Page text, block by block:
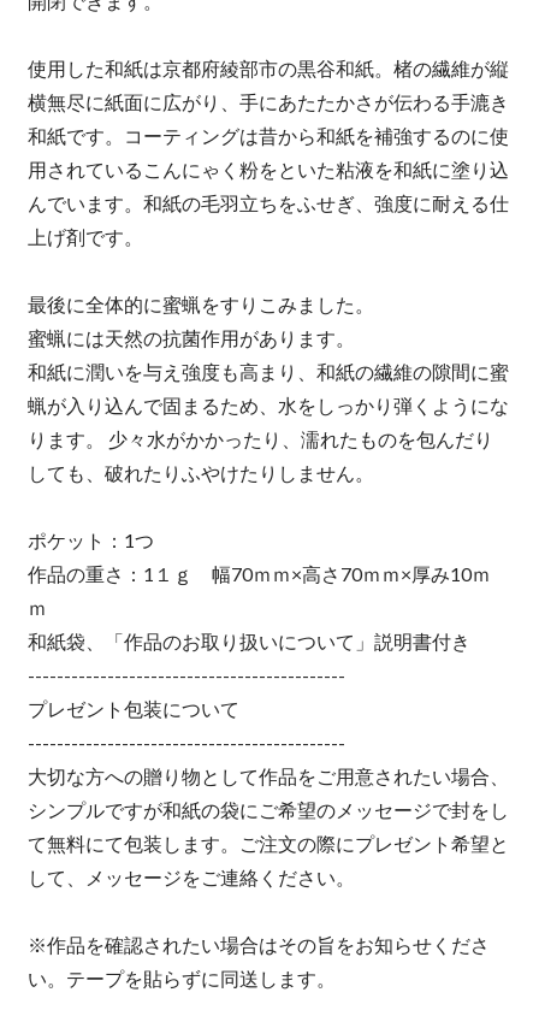
使用した和紙は京都府綾部市の黒谷和紙。楮の繊維が縦
横無尽に紙面に広がり、手にあたたかさが伝わる手漉き
和紙です。コーティングは昔から和紙を補強するのに使
用されているこんにゃく粉をといた粘液を和紙に塗り込
んでいます。和紙の毛羽立ちをふせぎ、強度に耐える仕
上げ剤です。
最後に全体的に蜜蝋をすりこみました。
蜜蝋には天然の抗菌作用があります。
和紙に潤いを与え強度も高まり、和紙の繊維の隙間に蜜
蝋が入り込んで固まるため、水をしっかり弾くようにな
ります。 少々水がかかったり、濡れたものを包んだり
しても、破れたりふやけたりしません。
ポケット：1つ
作品の重さ：1１ｇ 幅70ｍｍ×高さ70ｍｍ×厚み10ｍ
ｍ
和紙袋、「作品のお取り扱いについて」説明書付き
--------------------------------------------
プレゼント包装について
--------------------------------------------
大切な方への贈り物として作品をご用意されたい場合、
シンプルですが和紙の袋にご希望のメッセージで封をし
て無料にて包装します。ご注文の際にプレゼント希望と
して、メッセージをご連絡ください。
※作品を確認されたい場合はその旨をお知らせくださ
い。テープを貼らずに同送します。